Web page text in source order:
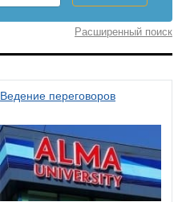
Расширенный поиск
Ведение переговоров